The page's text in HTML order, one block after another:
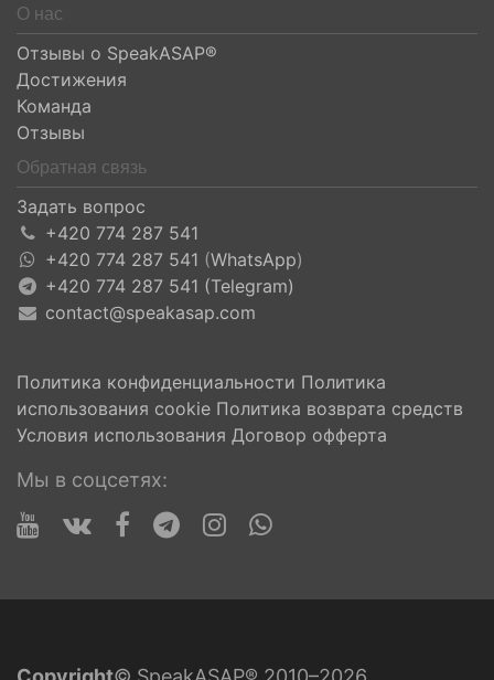
О нас
Отзывы о SpeakASAP®
Достижения
Команда
Отзывы
Обратная связь
Задать вопрос
+420 774 287 541
+420 774 287 541 (WhatsApp)
+420 774 287 541 (Telegram)
contact@speakasap.com
Политика конфиденциальности Политика
использования cookie Политика возврата средств
Условия использования Договор офферта
Мы в соцсетях: